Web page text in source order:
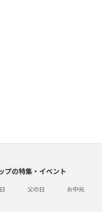
プの特集・イベント
父の日 お中元